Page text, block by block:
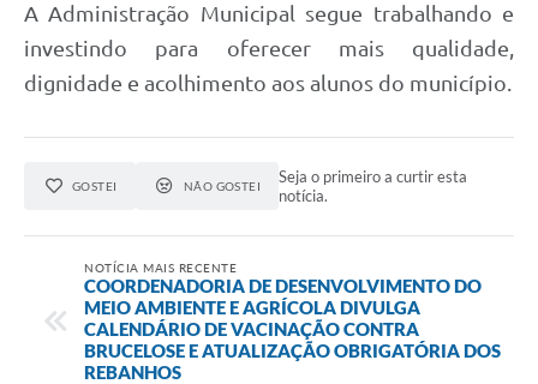
A Administração Municipal segue trabalhando e
investindo para oferecer mais qualidade,
dignidade e acolhimento aos alunos do município.
GOSTEI NÃO GOSTEI
Seja o primeiro a curtir esta
notícia.
NOTÍCIA MAIS RECENTE
COORDENADORIA DE DESENVOLVIMENTO DO
MEIO AMBIENTE E AGRÍCOLA DIVULGA
CALENDÁRIO DE VACINAÇÃO CONTRA
BRUCELOSE E ATUALIZAÇÃO OBRIGATÓRIA DOS
REBANHOS